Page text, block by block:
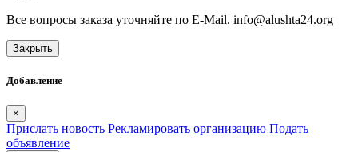
Все вопросы заказа уточняйте по E-Mail. info@alushta24.org
Закрыть
Добавление
×
Прислать новость Рекламировать организацию Подать
объявление